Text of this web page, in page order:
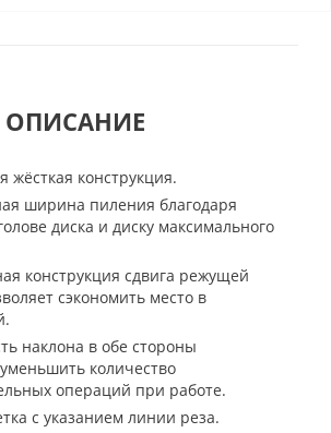
ОПИСАНИЕ
жёсткая конструкция.
ширина пиления благодаря
диска и диску максимального
конструкция сдвига режущей
сэкономить место в
наклона в обе стороны
количество
операций при работе.
с указанием линии реза.